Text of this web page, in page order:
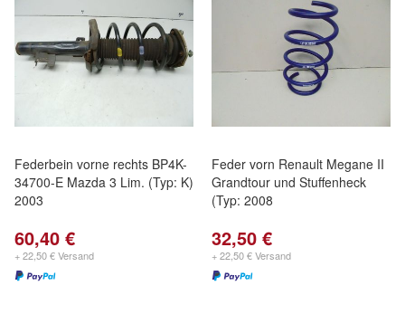
Federbein vorne rechts BP4K-
34700-E Mazda 3 Lim. (Typ: K)
2003
60,40 €
+ 22,50 € Versand
Feder vorn Renault Megane II
Grandtour und Stuffenheck
(Typ: 2008
32,50 €
+ 22,50 € Versand